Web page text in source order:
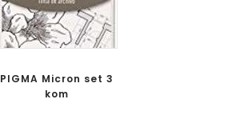
PIGMA Micron set 3
kom